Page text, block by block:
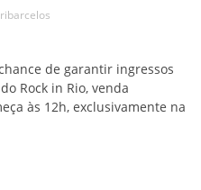
de garantir ingressos
Rock in Rio, venda
às 12h, exclusivamente na